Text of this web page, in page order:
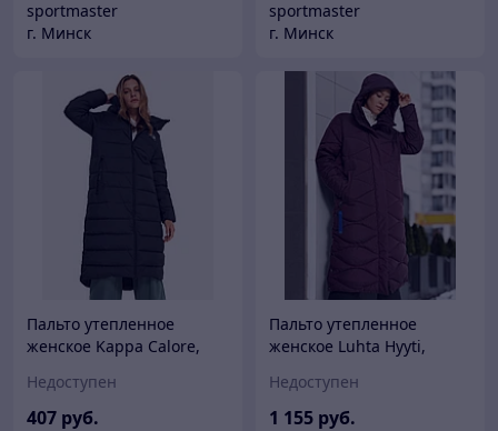
sportmaster
г. Минск
sportmaster
г. Минск
Пальто утепленное
женское Kappa Calore,
Недоступен
407 руб.
Пальто утепленное
женское Luhta Hyyti,
Недоступен
1 155 руб.